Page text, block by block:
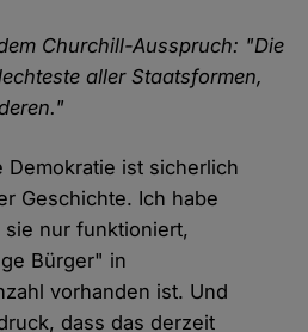
Churchill-Ausspruch: "Die
aller Staatsformen,
Demokratie ist sicherlich
Geschichte. Ich habe
nur funktioniert,
Bürger" in
vorhanden ist. Und
dass das derzeit